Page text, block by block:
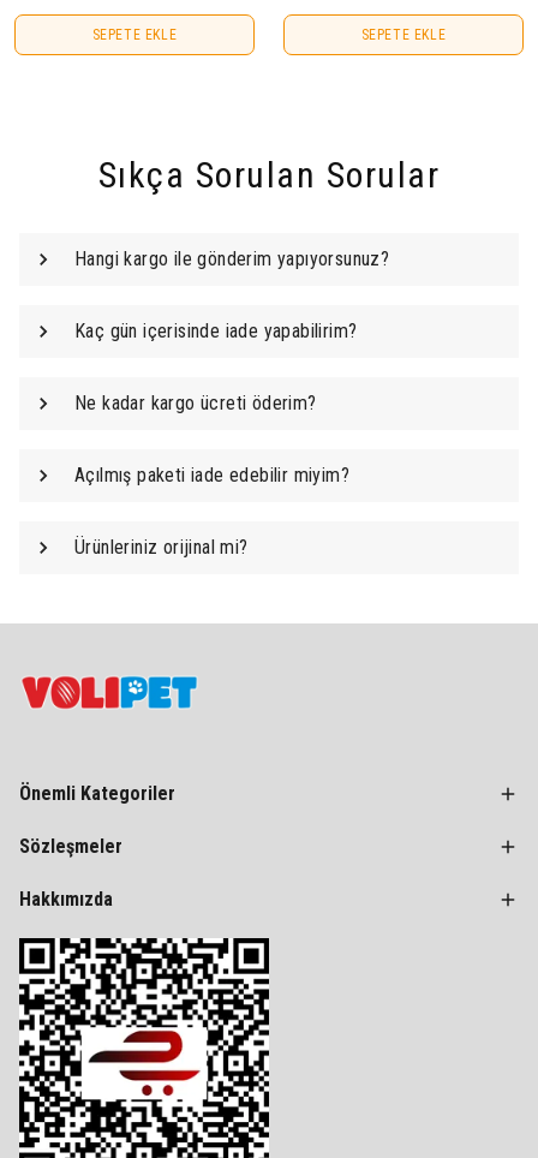
SEPETE EKLE SEPETE EKLE
Sıkça Sorulan Sorular
Hangi kargo ile gönderim yapıyorsunuz?
Kaç gün içerisinde iade yapabilirim?
Ne kadar kargo ücreti öderim?
Açılmış paketi iade edebilir miyim?
Ürünleriniz orijinal mi?
Önemli Kategoriler
Sözleşmeler
Hakkımızda